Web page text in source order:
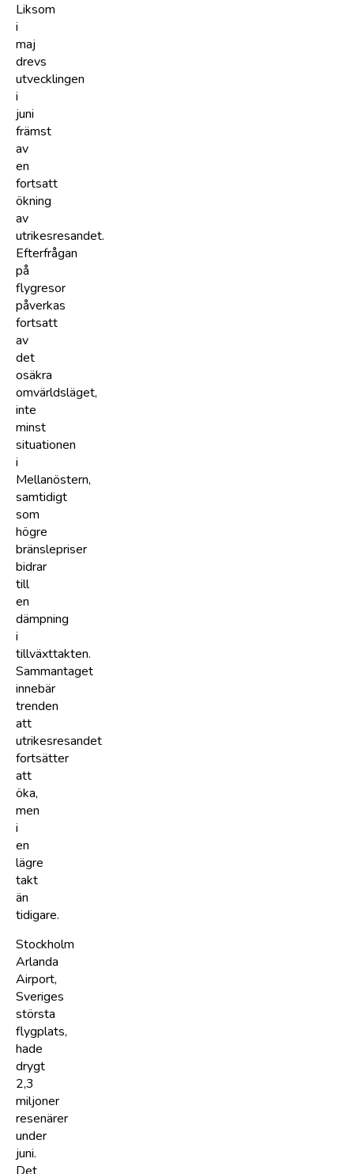
Liksom
i
maj
drevs
utvecklingen
i
juni
främst
av
en
fortsatt
ökning
av
utrikesresandet.
Efterfrågan
på
flygresor
påverkas
fortsatt
av
det
osäkra
omvärldsläget,
inte
minst
situationen
i
Mellanöstern,
samtidigt
som
högre
bränslepriser
bidrar
till
en
dämpning
i
tillväxttakten.
Sammantaget
innebär
trenden
att
utrikesresandet
fortsätter
att
öka,
men
i
en
lägre
takt
än
tidigare.
Stockholm
Arlanda
Airport,
Sveriges
största
flygplats,
hade
drygt
2,3
miljoner
resenärer
under
juni.